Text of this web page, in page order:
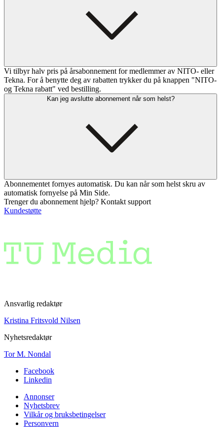
Vi tilbyr halv pris på årsabonnement for medlemmer av NITO- eller
Tekna. For å benytte deg av rabatten trykker du på knappen "NITO-
og Tekna rabatt" ved bestilling.
Kan jeg avslutte abonnement når som helst?
Abonnementet fornyes automatisk. Du kan når som helst skru av
automatisk fornyelse på Min Side.
Trenger du abonnement hjelp? Kontakt support
Kundestøtte
Ansvarlig redaktør
Kristina Fritsvold Nilsen
Nyhetsredaktør
Tor M. Nondal
Facebook
Linkedin
Annonser
Nyhetsbrev
Vilkår og bruksbetingelser
Personvern